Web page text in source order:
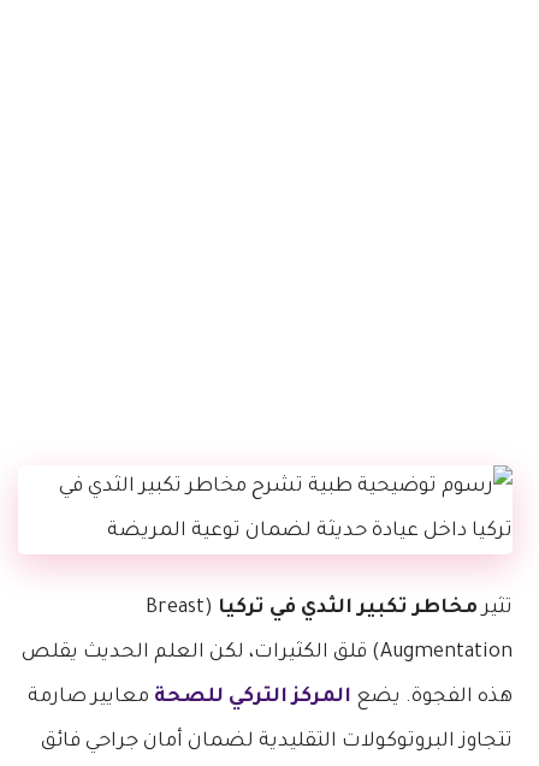
تثيرمخاطر تكبير الثدي في تركيا (Breast
Augmentation) قلق الكثيرات، لكن العلم الحديث يقلص
هذه الفجوة. يضع المركز التركي للصحة معايير صارمة
تتجاوز البروتوكولات التقليدية لضمان أمان جراحي فائق